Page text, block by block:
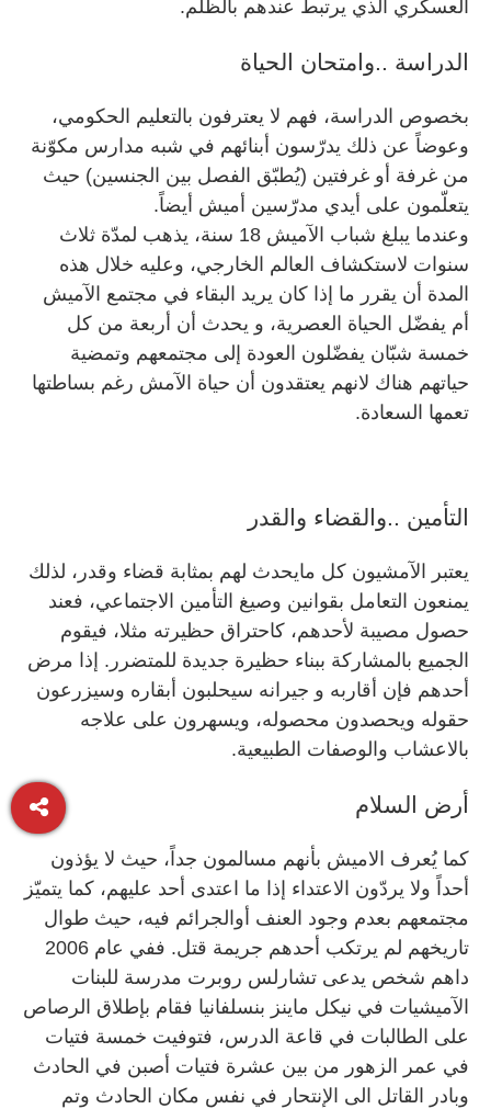
العسكري الذي يرتبط عندهم بالظلم.
الدراسة ..وامتحان الحياة
بخصوص الدراسة، فهم لا يعترفون بالتعليم الحكومي،
وعوضاً عن ذلك يدرّسون أبنائهم في شبه مدارس مكوّنة
من غرفة أو غرفتين (يُطبّق الفصل بين الجنسين) حيث
يتعلّمون على أيدي مدرّسين أميش أيضاً.
وعندما يبلغ شباب الآميش 18 سنة، يذهب لمدّة ثلاث
سنوات لاستكشاف العالم الخارجي، وعليه خلال هذه
المدة أن يقرر ما إذا كان يريد البقاء في مجتمع الآميش
أم يفضّل الحياة العصرية، و يحدث أن أربعة من كل
خمسة شبّان يفضّلون العودة إلى مجتمعهم وتمضية
حياتهم هناك لانهم يعتقدون أن حياة الآمش رغم بساطتها
تعمها السعادة.
التأمين ..والقضاء والقدر
يعتبر الآمشيون كل مايحدث لهم بمثابة قضاء وقدر، لذلك
يمنعون التعامل بقوانين وصيغ التأمين الاجتماعي، فعند
حصول مصيبة لأحدهم، كاحتراق حظيرته مثلا، فيقوم
الجميع بالمشاركة ببناء حظيرة جديدة للمتضرر. إذا مرض
أحدهم فإن أقاربه و جيرانه سيحلبون أبقاره وسيزرعون
حقوله ويحصدون محصوله، ويسهرون على علاجه
بالاعشاب والوصفات الطبيعية.
أرض السلام
كما يُعرف الاميش بأنهم مسالمون جداً، حيث لا يؤذون
أحداً ولا يردّون الاعتداء إذا ما اعتدى أحد عليهم، كما يتميّز
مجتمعهم بعدم وجود العنف أوالجرائم فيه، حيث طوال
تاريخهم لم يرتكب أحدهم جريمة قتل. ففي عام 2006
داهم شخص يدعى تشارلس روبرت مدرسة للبنات
الآميشيات في نيكل ماينز بنسلفانيا فقام بإطلاق الرصاص
على الطالبات في قاعة الدرس، فتوفيت خمسة فتيات
في عمر الزهور من بين عشرة فتيات أصبن في الحادث
وبادر القاتل الى الإنتحار في نفس مكان الحادث وتم